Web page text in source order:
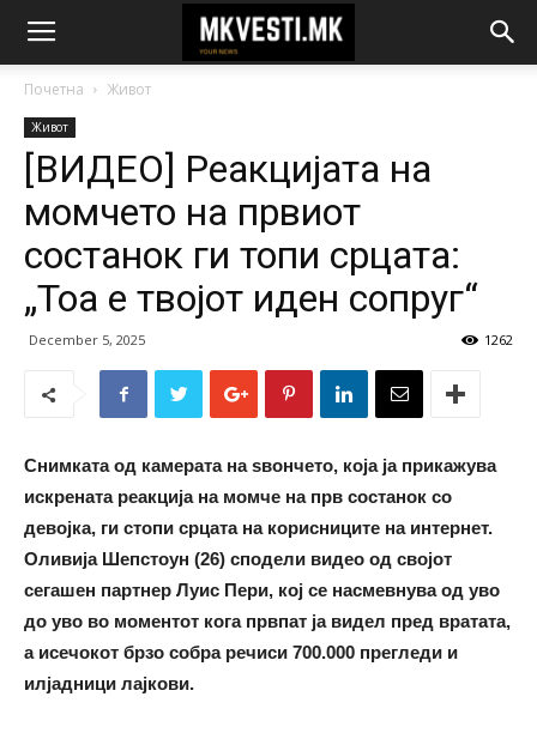
Почетна Живот
Живот
[ВИДЕО] Реакцијата на
момчето на првиот
состанок ги топи срцата:
„Тоа е твојот идeн сопруг“
December 5, 2025 1262
Снимката од камерата на ѕвончето, која ја прикажува
искрената реакција на момче на прв состанок со
девојка, ги стопи срцата на корисниците на интернет.
Оливија Шепстоун (26) сподели видео од својот
сегашен партнер Луис Пери, кој се насмевнува од уво
до уво во моментот кога првпат ја видел пред вратата,
а исечокот брзо собра речиси 700.000 прегледи и
илјадници лајкови.